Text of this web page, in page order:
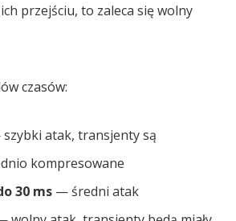
przejściu, to zaleca się wolny
czasów:
atak, transjenty są
kompresowane
30 ms — średni atak